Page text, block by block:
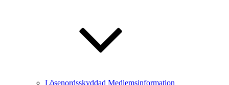
Lösenordsskyddad Medlemsinformation